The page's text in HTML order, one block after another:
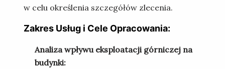
w celu określenia szczegółów zlecenia.
Zakres Usług i Cele Opracowania:
Analiza wpływu eksploatacji górniczej na
budynki: